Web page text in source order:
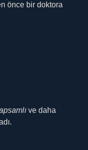
önce bir doktora
ve daha